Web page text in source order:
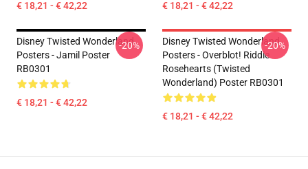
€ 18,21 - € 42,22 € 18,21 - € 42,22
Disney Twisted Wonderland
Posters - Jamil Poster
RB0301
€ 18,21 - € 42,22
-20%
Disney Twisted Wonderland
Posters - Overblot! Riddle
Rosehearts (Twisted
Wonderland) Poster RB0301
€ 18,21 - € 42,22
-20%